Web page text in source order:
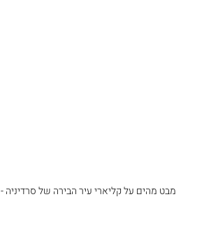
מבט מהים על קליארי עיר הבירה של סרדיניה - Depositphotos